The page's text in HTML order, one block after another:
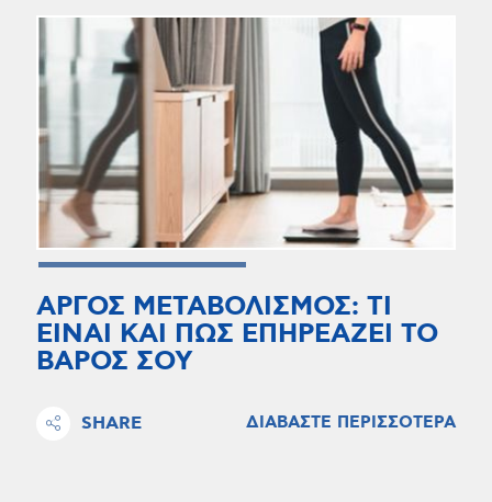
ΑΡΓΟΣ ΜΕΤΑΒΟΛΙΣΜΟΣ: ΤΙ
ΕΙΝΑΙ ΚΑΙ ΠΩΣ ΕΠΗΡΕΑΖΕΙ ΤΟ
ΒΑΡΟΣ ΣΟΥ
SHARE ΔΙΑΒΑΣΤΕ ΠΕΡΙΣΣΟΤΕΡΑ